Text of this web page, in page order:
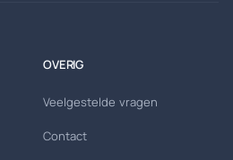
OVERIG
Veelgestelde vragen
Contact